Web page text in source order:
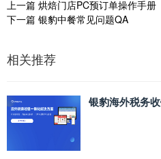
上一篇 烘焙门店PC预订单操作手册
下一篇 银豹中餐常见问题QA
相关推荐
银豹海外税务